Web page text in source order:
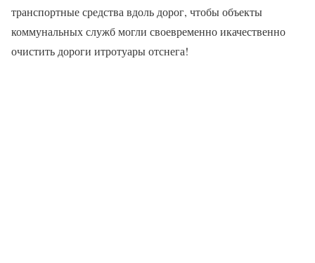
транспортные средства вдоль дорог, чтобы объекты
коммунальных служб могли своевременно икачественно
очистить дороги итротуары отснега!